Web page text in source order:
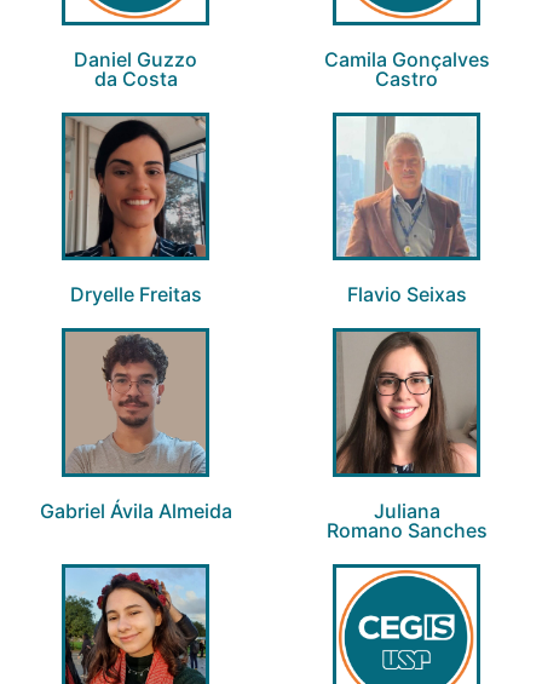
Daniel Guzzo
da Costa
Camila Gonçalves
Castro
Dryelle Freitas Flavio Seixas
Gabriel Ávila Almeida
Juliana
Romano Sanches​